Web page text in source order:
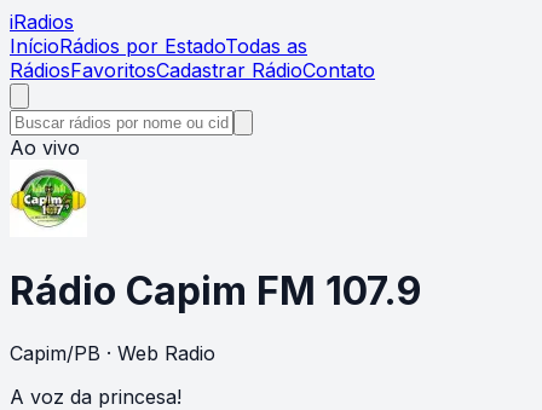
iRadios
InícioRádios por EstadoTodas as
RádiosFavoritosCadastrar RádioContato
Ao vivo
Rádio Capim FM 107.9
Capim/PB · Web Radio
A voz da princesa!